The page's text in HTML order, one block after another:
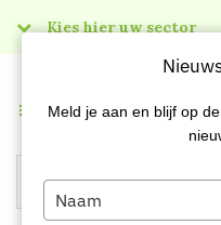
Kies hier uw sector
Menu
Meld je aan en blijf op
Type
your